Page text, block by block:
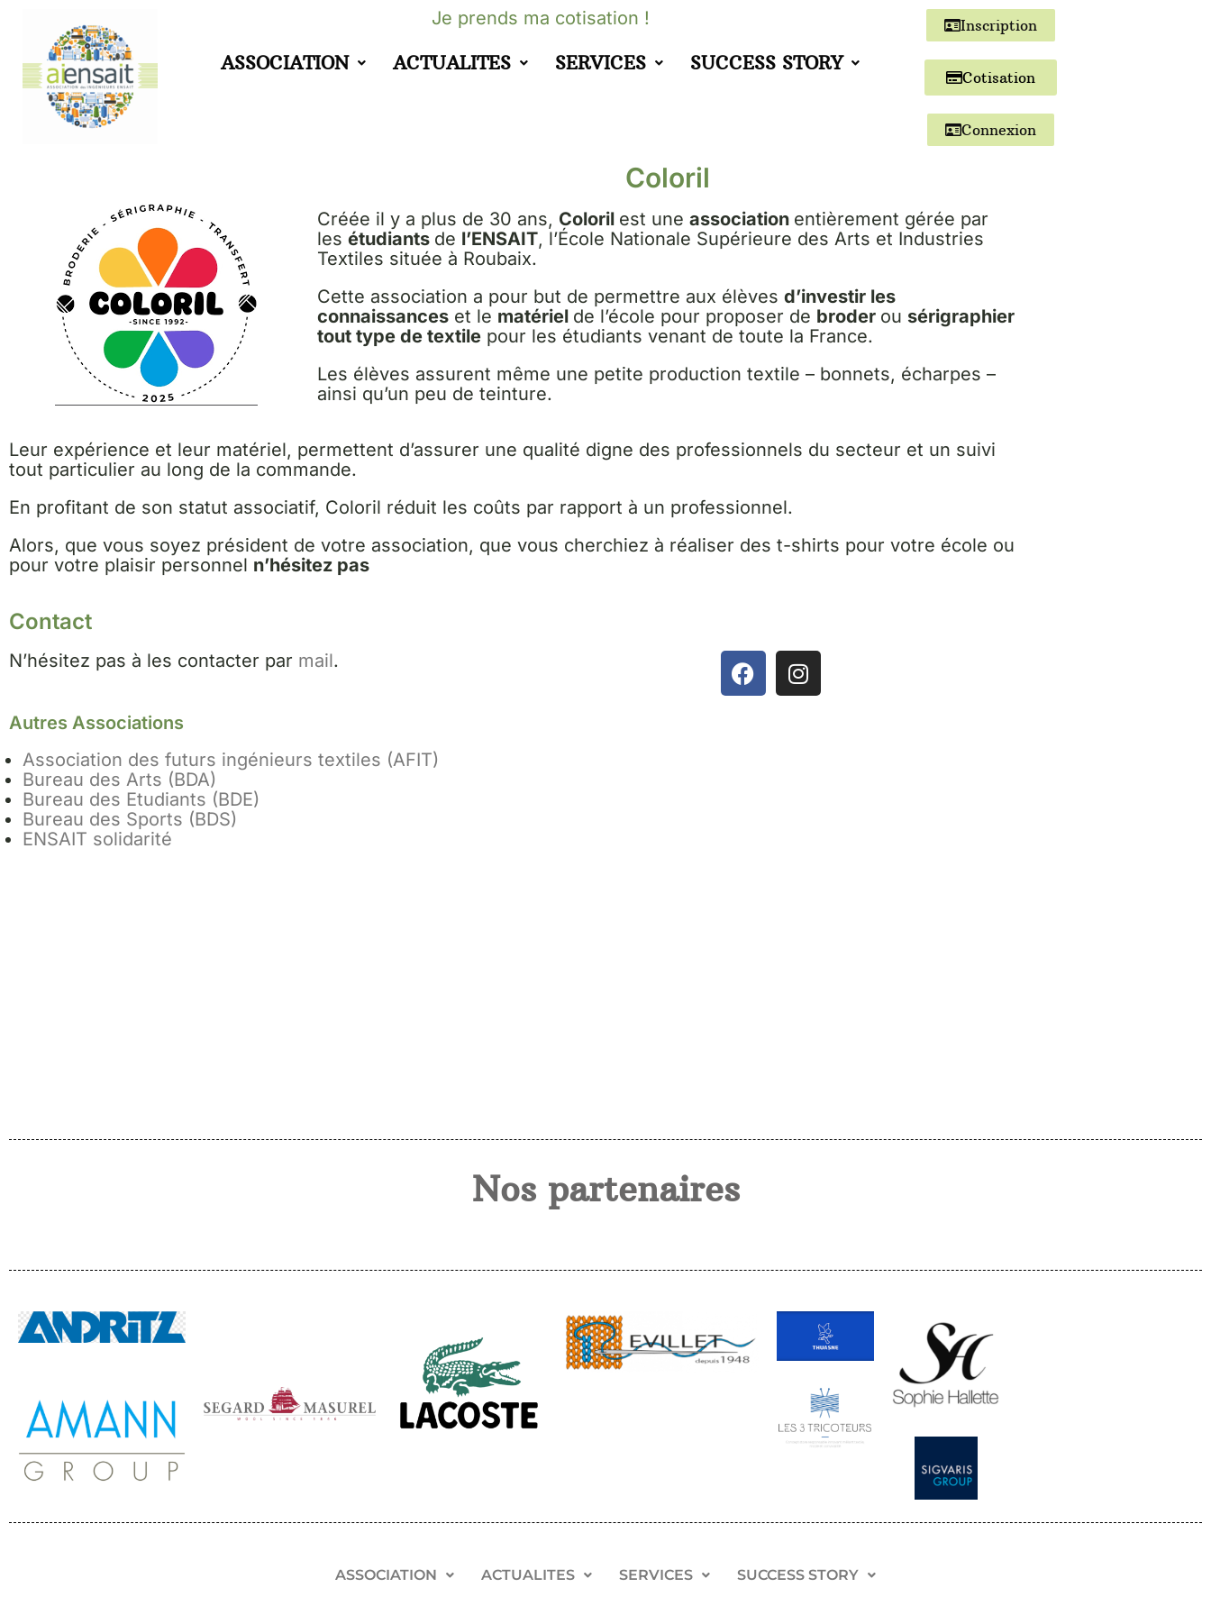
Aller
au
contenu
Je prends ma cotisation !
ASSOCIATION ACTUALITES SERVICES SUCCESS STORY
Inscription
Cotisation
Connexion
Coloril
Créée il y a plus de 30 ans, Coloril est une association entièrement gérée par
les étudiants de l’ENSAIT, l’École Nationale Supérieure des Arts et Industries
Textiles située à Roubaix.
Cette association a pour but de permettre aux élèves d’investir les
connaissances et le matériel de l’école pour proposer de broder ou sérigraphier
tout type de textile pour les étudiants venant de toute la France.
Les élèves assurent même une petite production textile – bonnets, écharpes –
ainsi qu’un peu de teinture.
Leur expérience et leur matériel, permettent d’assurer une qualité digne des professionnels du secteur et un suivi
tout particulier au long de la commande.
En profitant de son statut associatif, Coloril réduit les coûts par rapport à un professionnel.
Alors, que vous soyez président de votre association, que vous cherchiez à réaliser des t-shirts pour votre école ou
pour votre plaisir personnel n’hésitez pas
Contact
N’hésitez pas à les contacter par mail.
Autres Associations
Association des futurs ingénieurs textiles (AFIT)
Bureau des Arts (BDA)
Bureau des Etudiants (BDE)
Bureau des Sports (BDS)
ENSAIT solidarité
Nos partenaires
ASSOCIATION ACTUALITES SERVICES SUCCESS STORY